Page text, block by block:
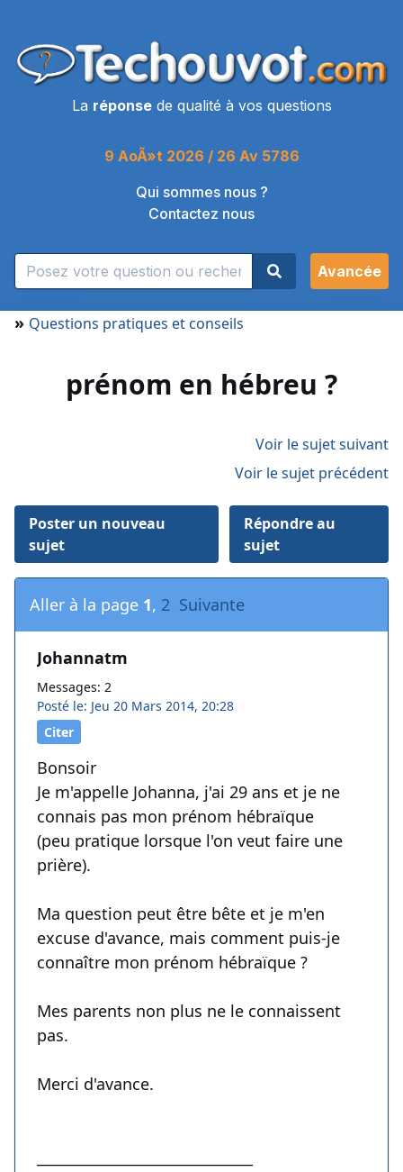
La réponsede qualité à vos questions
9 AoÃ»t 2026 / 26 Av 5786
Qui sommes nous ?
Contactez nous
Avancée
» Questions pratiques et conseils
prénom en hébreu ?
Voir le sujet suivant
Voir le sujet précédent
Poster un nouveau
sujet
Répondre au
sujet
Aller à la page 1, 2 Suivante
Johannatm
Messages: 2
Posté le: Jeu 20 Mars 2014, 20:28
Citer
Bonsoir
Je m'appelle Johanna, j'ai 29 ans et je ne
connais pas mon prénom hébraïque
(peu pratique lorsque l'on veut faire une
prière).
Ma question peut être bête et je m'en
excuse d'avance, mais comment puis-je
connaître mon prénom hébraïque ?
Mes parents non plus ne le connaissent
pas.
Merci d'avance.